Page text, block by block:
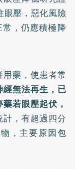
眼壓，惡化風險
，仍應積極降
藥，使患者常
經無法再生，已
若眼壓起伏，
，有超過四分
，主要原因包